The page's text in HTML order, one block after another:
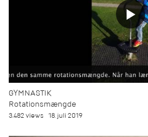
GYMNASTIK
Rotationsmængde
3.482 views 18. juli 2019